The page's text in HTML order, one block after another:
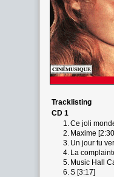
Tracklisting
CD 1
1.Ce joli
2. Maxime
3. Un jour tu
4. La
5. Music Hall
6.S [3:17]